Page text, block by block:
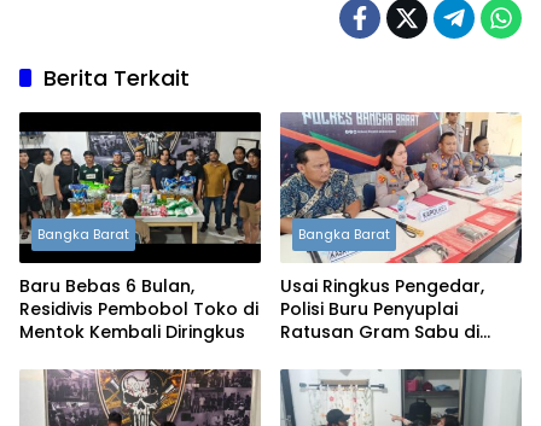
Berita Terkait
Bangka Barat
Baru Bebas 6 Bulan,
Residivis Pembobol Toko di
Mentok Kembali Diringkus
Bangka Barat
Usai Ringkus Pengedar,
Polisi Buru Penyuplai
Ratusan Gram Sabu di